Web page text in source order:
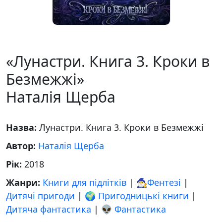
«Лунастри. Книга 3. Кроки в
Безмежжі»
Наталія Щерба
Назва: Лунастри. Книга 3. Кроки в Безмежжі
Автор: Наталія Щерба
Рік: 2018
Жанри: Книги для підлітків | 🧙‍♂️Фентезі |
Дитячі пригоди | 🌍 Пригодницькі книги |
Дитяча фантастика | 👽 Фантастика